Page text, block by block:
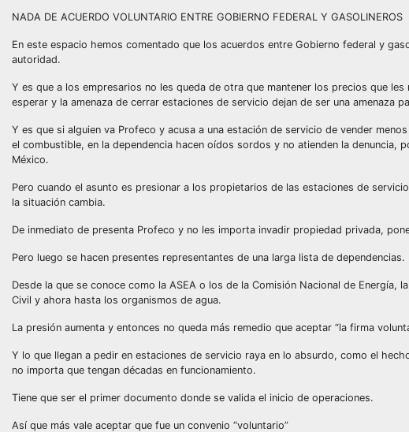
NADA DE ACUERDO VOLUNTARIO ENTRE GOBIERNO FEDERAL Y GASOLINEROS
En este espacio hemos comentado que los acuerdos entre Gobierno federal y
autoridad.
Y es que a los empresarios no les queda de otra que mantener los precios que
esperar y la amenaza de cerrar estaciones de servicio dejan de ser una amenaza
Y es que si alguien va Profeco y acusa a una estación de servicio de vender
el combustible, en la dependencia hacen oídos sordos y no atienden la denuncia,
México.
Pero cuando el asunto es presionar a los propietarios de las estaciones de
la situación cambia.
De inmediato de presenta Profeco y no les importa invadir propiedad privada,
Pero luego se hacen presentes representantes de una larga lista de dependencias.
Desde la que se conoce como la ASEA o los de la Comisión Nacional de
Civil y ahora hasta los organismos de agua.
La presión aumenta y entonces no queda más remedio que aceptar “la firma
Y lo que llegan a pedir en estaciones de servicio raya en lo absurdo, como el
no importa que tengan décadas en funcionamiento.
Tiene que ser el primer documento donde se valida el inicio de operaciones.
Así que más vale aceptar que fue un convenio “voluntario”